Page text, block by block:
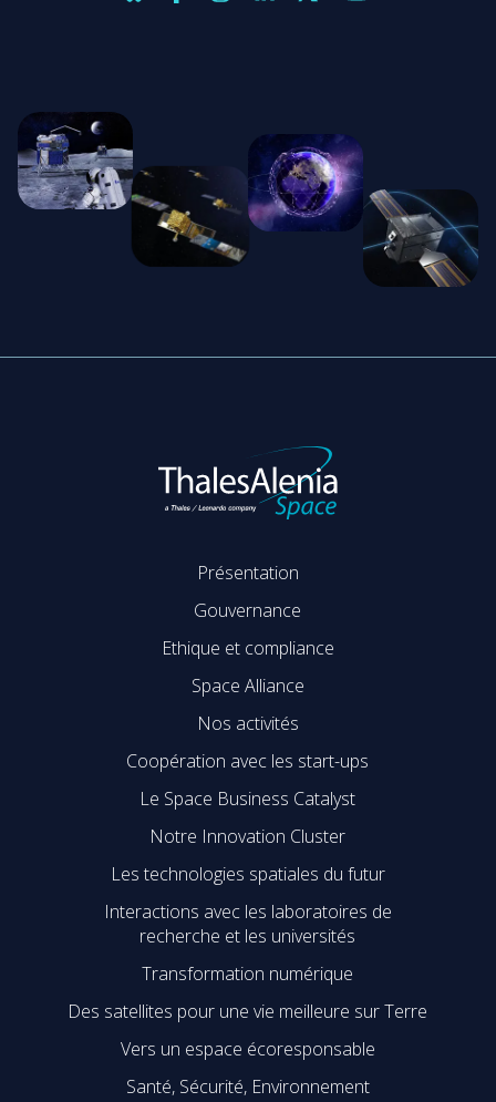
Présentation
Gouvernance
Ethique et compliance
Space Alliance
Nos activités
Coopération avec les start-ups
Le Space Business Catalyst
Notre Innovation Cluster
Les technologies spatiales du futur
Interactions avec les laboratoires de
recherche et les universités
Transformation numérique
Des satellites pour une vie meilleure sur Terre
Vers un espace écoresponsable
Santé, Sécurité, Environnement